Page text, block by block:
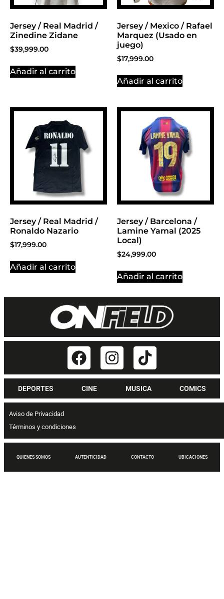
Jersey / Real Madrid /
Zinedine Zidane
$39,999.00
Añadir al carrito
Jersey / Mexico / Rafael
Marquez (Usado en
juego)
$17,999.00
Añadir al carrito
Jersey / Real Madrid /
Ronaldo Nazario
$17,999.00
Añadir al carrito
Jersey / Barcelona /
Lamine Yamal (2025
Local)
$24,999.00
Añadir al carrito
DEPORTES CINE MUSICA COMICS
Aviso de Privacidad
Términos y condiciones
QUIENES SOMOS AUTENTICIDAD CONTACTO UBICACIONES